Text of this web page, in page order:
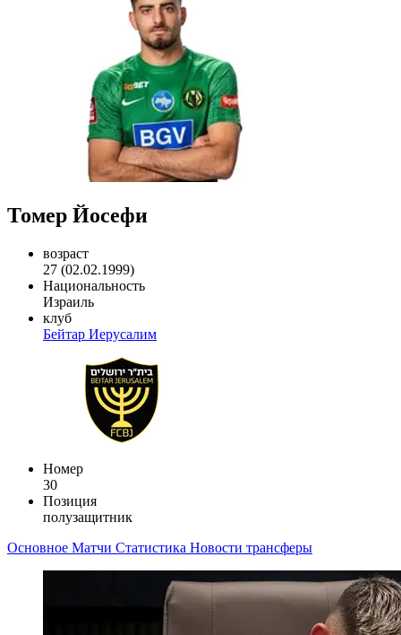
Томер Йосефи
возраст
27 (02.02.1999)
Национальность
Израиль
клуб
Бейтар Иерусалим
Номер
30
Позиция
полузащитник
Основное Матчи Статистика Новости трансферы